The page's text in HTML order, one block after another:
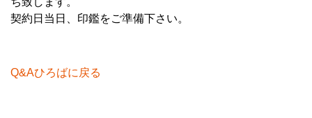
契約日当日、印鑑をご準備下さい。
Q&Aひろばに戻る